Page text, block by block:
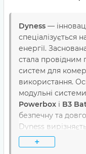
Dyness —
спеціалізується
енергії.
стала провідним
систем для
використання.
модульні системи
Powerbox і B3
безпечну та
Dyness
гнучкістю
відомими
+